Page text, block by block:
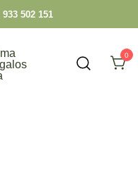
502 151
0